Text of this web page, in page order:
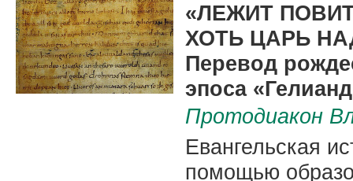
«ЛЕЖИТ
ХОТЬ ЦАРЬ
Перевод
эпоса
Протодиакон
Евангельская
помощью